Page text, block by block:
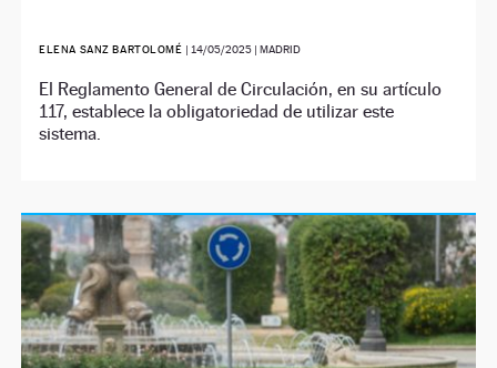
ELENA SANZ BARTOLOMÉ | 14/05/2025| MADRID
El Reglamento General de Circulación, en su artículo
117, establece la obligatoriedad de utilizar este
sistema.